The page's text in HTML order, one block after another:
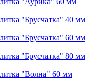
"Брусчатка" 40 мм
"Брусчатка" 60 мм
"Брусчатка" 80 мм
"Волна" 60 мм